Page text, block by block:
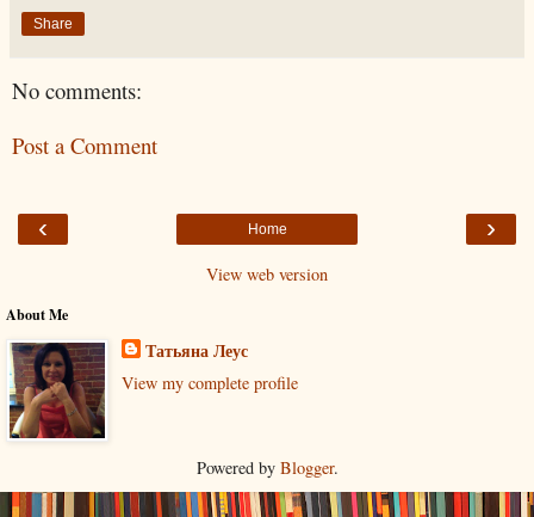
Share
No comments:
Post a Comment
‹ ›
Home
View web version
About Me
Татьяна Леус
View my complete profile
Powered by Blogger.